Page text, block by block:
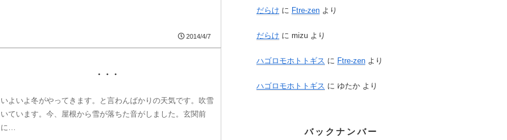
2014/4/7
・・・
いよいよ冬がやってきます。と言わんばかりの天気です。吹雪
いています。今、屋根から雪が落ちた音がしました。玄関前
に…
だらけ に Ftre-zen より
だらけ に mizu より
ハゴロモホトトギス に Ftre-zen より
ハゴロモホトトギス に ゆたか より
バックナンバー